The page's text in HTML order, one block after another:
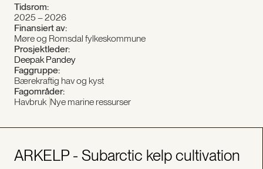
Tidsrom:
2025 – 2026
Finansiert av:
Møre og Romsdal fylkeskommune
Prosjektleder:
Deepak Pandey
Faggruppe:
Bærekraftig hav og kyst
Fagområder:
Havbruk Nye marine ressurser
ARKELP - Subarctic kelp cultivation